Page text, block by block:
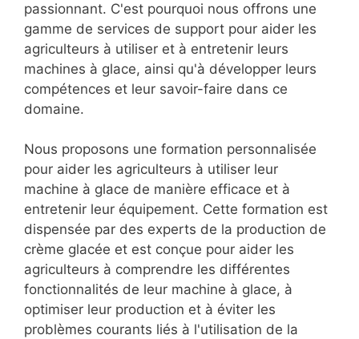
passionnant. C'est pourquoi nous offrons une
gamme de services de support pour aider les
agriculteurs à utiliser et à entretenir leurs
machines à glace, ainsi qu'à développer leurs
compétences et leur savoir-faire dans ce
domaine.
Nous proposons une formation personnalisée
pour aider les agriculteurs à utiliser leur
machine à glace de manière efficace et à
entretenir leur équipement. Cette formation est
dispensée par des experts de la production de
crème glacée et est conçue pour aider les
agriculteurs à comprendre les différentes
fonctionnalités de leur machine à glace, à
optimiser leur production et à éviter les
problèmes courants liés à l'utilisation de la